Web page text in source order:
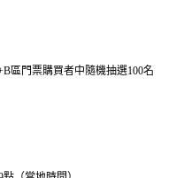
區門票購買者中隨機抽選100名